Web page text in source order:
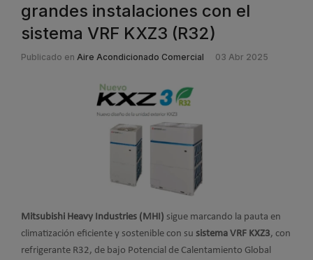
grandes instalaciones con el
sistema VRF KXZ3 (R32)
Publicado en Aire Acondicionado Comercial 03 Abr 2025
Mitsubishi Heavy Industries (MHI) sigue marcando la pauta en
climatización eficiente y sostenible con su sistema VRF KXZ3, con
refrigerante R32, de bajo Potencial de Calentamiento Global